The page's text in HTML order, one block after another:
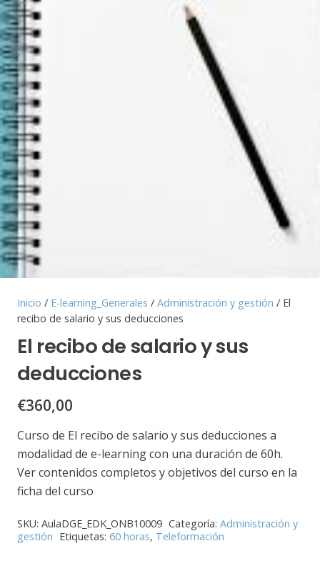
Inicio / E-learning_Generales / Administración y gestión / El
recibo de salario y sus deducciones
El recibo de salario y sus
deducciones
€360,00
Curso de El recibo de salario y sus deducciones a
modalidad de e-learning con una duración de 60h.
Ver contenidos completos y objetivos del curso en la
ficha del curso
SKU: AulaDGE_EDK_ONB10009 Categoría: Administración y
gestión Etiquetas: 60 horas, Teleformación